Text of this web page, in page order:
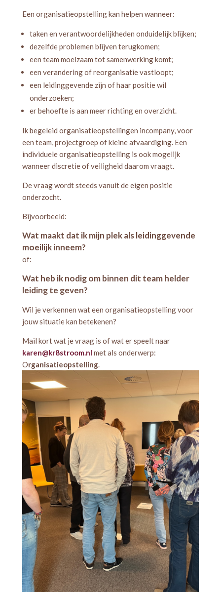
Een organisatieopstelling kan helpen wanneer:
taken en verantwoordelijkheden onduidelijk blijken;
dezelfde problemen blijven terugkomen;
een team moeizaam tot samenwerking komt;
een verandering of reorganisatie vastloopt;
een leidinggevende zijn of haar positie wil
onderzoeken;
er behoefte is aan meer richting en overzicht.
Ik begeleid organisatieopstellingen incompany, voor
een team, projectgroep of kleine afvaardiging. Een
individuele organisatieopstelling is ook mogelijk
wanneer discretie of veiligheid daarom vraagt.
De vraag wordt steeds vanuit de eigen positie
onderzocht.
Bijvoorbeeld:
Wat maakt dat ik mijn plek als leidinggevende
moeilijk inneem?
of:
Wat heb ik nodig om binnen dit team helder
leiding te geven?
Wil je verkennen wat een organisatieopstelling voor
jouw situatie kan betekenen?
Mail kort wat je vraag is of wat er speelt naar
karen@kr8stroom.nl met als onderwerp:
Organisatieopstelling.